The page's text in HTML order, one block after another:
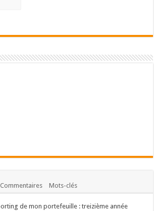
Commentaires Mots-clés
de mon portefeuille : treizième année